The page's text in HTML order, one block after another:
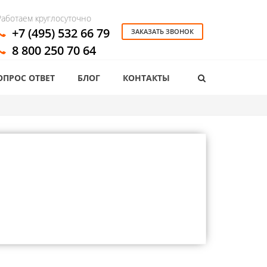
круглосуточно
+7 (495) 532 66 79
8 800 250 70 64
ЗАКАЗАТЬ ЗВОНОК
ОТВЕТ БЛОГ КОНТАКТЫ